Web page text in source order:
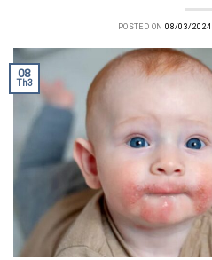
POSTED ON08/03/2024
08
Th3